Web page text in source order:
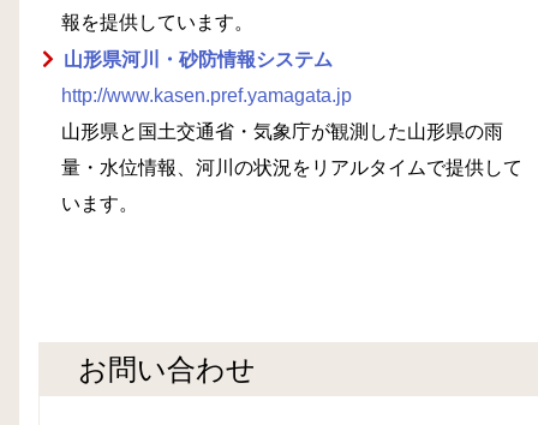
報を提供しています。
山形県河川・砂防情報システム
http://www.kasen.pref.yamagata.jp
山形県と国土交通省・気象庁が観測した山形県の雨
量・水位情報、河川の状況をリアルタイムで提供して
います。
お問い合わせ